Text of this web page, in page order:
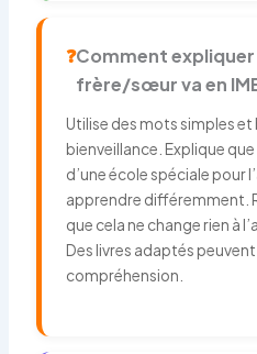
❓Comment
frère/sœur va en
Utilise des mots simples
bienveillance. Explique
d’une école spéciale pour
apprendre différemment.
que cela ne change rien à
Des livres adaptés peuvent
compréhension.